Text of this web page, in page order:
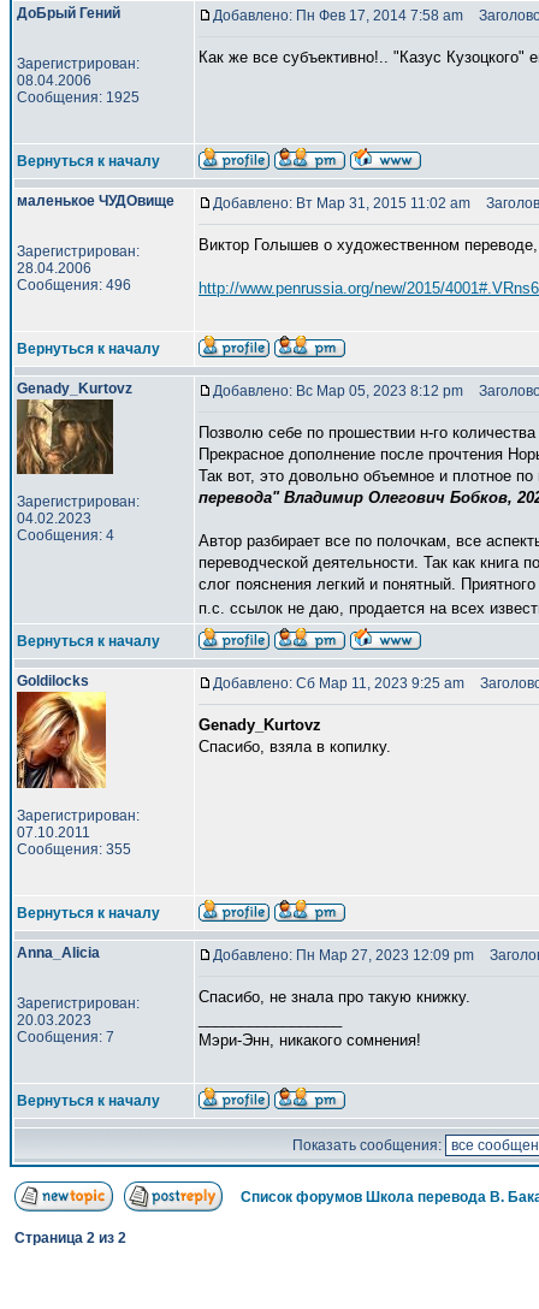
ДоБрый Гений
Зарегистрирован:
08.04.2006
Сообщения: 1925
Добавлено: Пн Фев 17, 2014 7:58 am
Как же все субъективно!.. "Казус Кузоцкого"
Вернуться к началу
маленькое ЧУДОвище
Зарегистрирован:
28.04.2006
Сообщения: 496
Добавлено: Вт Мар 31, 2015 11:02 am
Виктор Голышев о художественном
http://www.penrussia.org/new/2015/
Вернуться к началу
Genady_Kurtovz
Зарегистрирован:
04.02.2023
Сообщения: 4
Добавлено: Вс Мар 05, 2023 8:12 pm
Позволю себе по прошествии н-го
Прекрасное дополнение после прочтения
Так вот, это довольно объемное и плотное
перевода" Владимир Олегович Бобков,
Автор разбирает все по полочкам, все
переводческой деятельности. Так как
слог пояснения легкий и понятный.
п.с. ссылок не даю, продается на всех
Вернуться к началу
Goldilocks
Зарегистрирован:
07.10.2011
Сообщения: 355
Добавлено: Сб Мар 11, 2023 9:25 am
Genady_Kurtovz
Спасибо, взяла в копилку.
Вернуться к началу
Anna_Alicia
Зарегистрирован:
20.03.2023
Сообщения: 7
Добавлено: Пн Мар 27, 2023 12:09 pm
Спасибо, не знала про такую книжку.
Мэри-Энн, никакого сомнения!
Вернуться к началу
Показать сообщения:
Список форумов Школа перевода В.
Страница 2 из 2